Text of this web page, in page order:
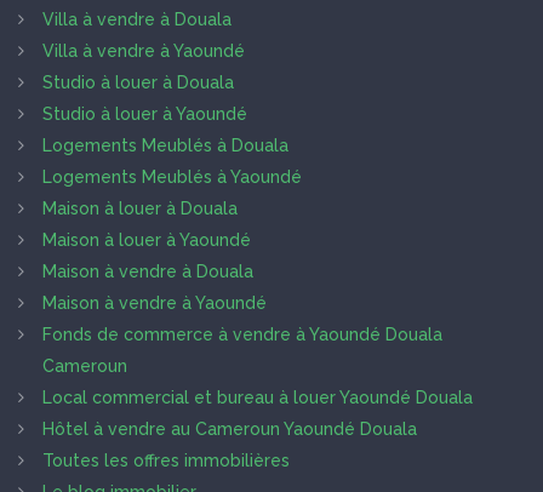
Villa à vendre à Douala
Villa à vendre à Yaoundé
Studio à louer à Douala
Studio à louer à Yaoundé
Logements Meublés à Douala
Logements Meublés à Yaoundé
Maison à louer à Douala
Maison à louer à Yaoundé
Maison à vendre à Douala
Maison à vendre à Yaoundé
Fonds de commerce à vendre à Yaoundé Douala
Cameroun
Local commercial et bureau à louer Yaoundé Douala
Hôtel à vendre au Cameroun Yaoundé Douala
Toutes les offres immobilières